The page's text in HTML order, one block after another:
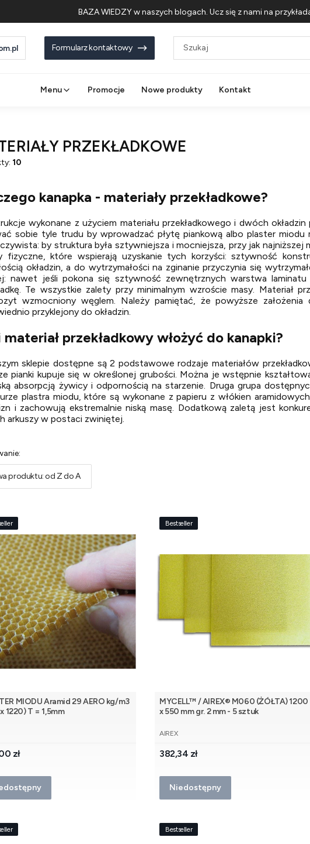
BAZA WIEDZY w naszych blogach. Ucz się z nami na
Formularz kontaktowy
Menu Promocje Nowe produkty Kontakt
PRZEKŁADKOWE
10
kanapka - materiały przekładkowe?
wykonane z użyciem materiału przekładkowego i dwóch
sobie tyle trudu by wprowadzać płytę piankową albo plaster
by struktura była sztywniejsza i mocniejsza, przy jak najniższej
fizyczne, które wspierają uzyskanie tych korzyści: sztywność
okładzin, a do wytrzymałości na zginanie przyczynia się
nawet jeśli pokona się sztywność zewnętrznych warstwa
Te wszystkie zalety przy minimalnym wzroście masy. Materiał
wzmocniony węglem. Należy pamiętać, że powyższe założenia
przyklejony do okładzin.
materiał przekładkowy włożyć do kanapki?
sklepie dostępne są 2 podstawowe rodzaje materiałów
pianki kupuje się w określonej grubości. Można je wstępnie
absorpcją żywicy i odpornością na starzenie. Druga grupa
plastra miodu, które są wykonane z papieru z włókien
i zachowują ekstremalnie niską masę. Dodatkową zaletą jest
arkuszy w postaci zwiniętej.
produktów
produktu: od Z do A
MIODU Aramid 29 AERO kg/m3
1220) T = 1,5mm
zł
Bestseller
MYCELL™ / AIREX® M060 (ŻÓŁTA) 1200
x 550 mm gr. 2 mm - 5 sztuk
PRODUCENT
AIREX
Cena
382,34 zł
Niedostępny
Bestseller